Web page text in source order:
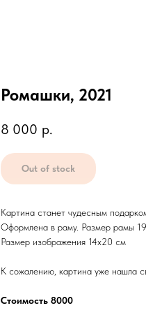
Ромашки, 2021
8 000 р.
Out of stock
Картина станет чудесным
Оформлена в раму. Размер рамы
Размер изображения 14х20 см
К сожалению, картина уже нашла
Стоимость 8000